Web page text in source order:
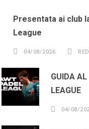
Presentata ai club
League
04/08/2026
GUIDA
LEAGUE
04/08/